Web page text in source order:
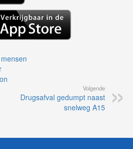
Volgende
Drugsafval gedumpt naast
snelweg A15